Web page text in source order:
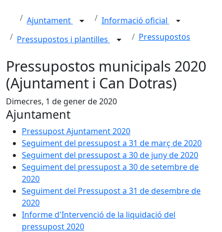
Ajuntament
Informació oficial
Pressupostos i plantilles
Pressupostos
Pressupostos municipals 2020
(Ajuntament i Can Dotras)
Dimecres, 1 de gener de 2020
Ajuntament
Pressupost Ajuntament 2020
Seguiment del pressupost a 31 de març de 2020
Seguiment del pressupost a 30 de juny de 2020
Seguiment del pressupost a 30 de setembre de
2020
Seguiment del Pressupost a 31 de desembre de
2020
Informe d'Intervenció de la liquidació del
pressupost 2020